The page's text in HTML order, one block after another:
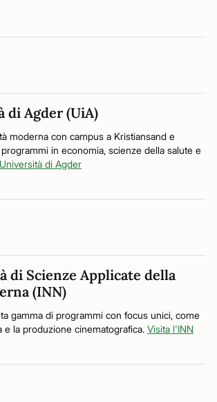
di Agder (UiA)
moderna con campus a Kristiansand e
in economia, scienze della salute e
di Agder
di Scienze Applicate della
(INN)
gamma di programmi con focus unici, come
e la produzione cinematografica. Visita l'INN